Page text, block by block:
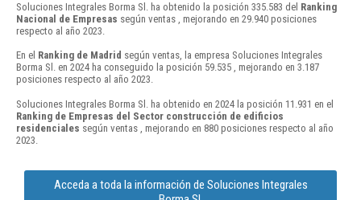
Soluciones Integrales Borma Sl. ha obtenido la posición 335.583 del Ranking
Nacional de Empresas según ventas , mejorando en 29.940 posiciones
respecto al año 2023.
En el Ranking de Madrid según ventas, la empresa Soluciones Integrales
Borma Sl. en 2024 ha conseguido la posición 59.535 , mejorando en 3.187
posiciones respecto al año 2023.
Soluciones Integrales Borma Sl. ha obtenido en 2024 la posición 11.931 en el
Ranking de Empresas del Sector construcción de edificios
residenciales según ventas , mejorando en 880 posiciones respecto al año
2023.
Acceda a toda la información de Soluciones Integrales